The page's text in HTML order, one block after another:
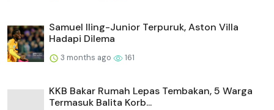
Samuel Iling-Junior Terpuruk, Aston Villa
Hadapi Dilema
3 months ago 161
KKB Bakar Rumah Lepas Tembakan, 5 Warga
Termasuk Balita Korb...